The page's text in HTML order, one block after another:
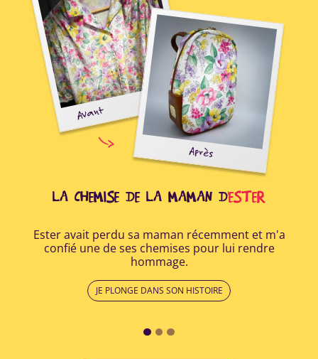
LA CHEMISE DE LA MAMAN D'ESTER
Ester avait perdu sa maman récemment et m'a
confié une de ses chemises pour lui rendre
hommage.
JE PLONGE DANS SON HISTOIRE
Avant
Après